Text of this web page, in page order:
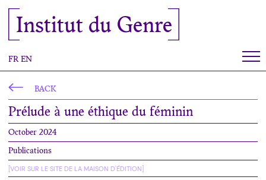
Institut du Genre
FR EN
BACK
Prélude à une éthique du féminin
October 2024
Publications
[VOIR SUR LE SITE DE LA MAISON D'ÉDITION]